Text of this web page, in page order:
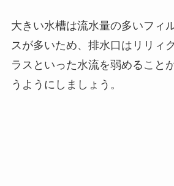
大きい水槽は流水量の多いフィ
スが多いため、排水口はリリィ
ラスといった水流を弱めること
うようにしましょう。